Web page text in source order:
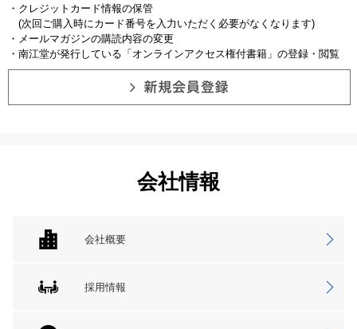
・クレジットカード情報の保管
(次回ご購入時にカード番号を入力いただく必要がなくなります)
・メールマガジンの購読内容の変更
・南江堂が発行している「オンラインアクセス権付書籍」の登録・閲覧
会社情報
会社概要
採用情報